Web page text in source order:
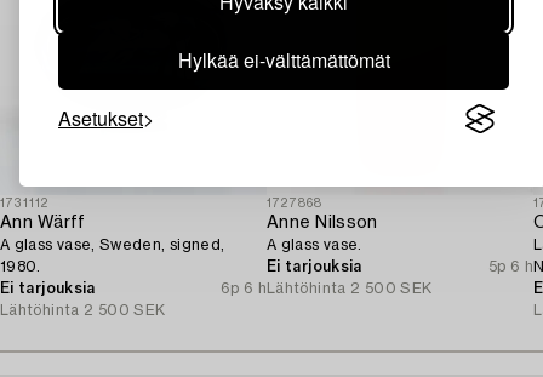
Hylkää ei-välttämättömät
Asetukset
1731112
Ann Wärff
A glass vase, Sweden, signed,
1980.
Ei tarjouksia
6p 6 h
Lähtöhinta 2 500 SEK
1727868
Anne Nilsson
A glass vase.
Ei tarjouksia
5p 6 h
Lähtöhinta 2 500 SEK